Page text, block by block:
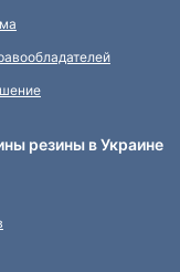
резины в Украине